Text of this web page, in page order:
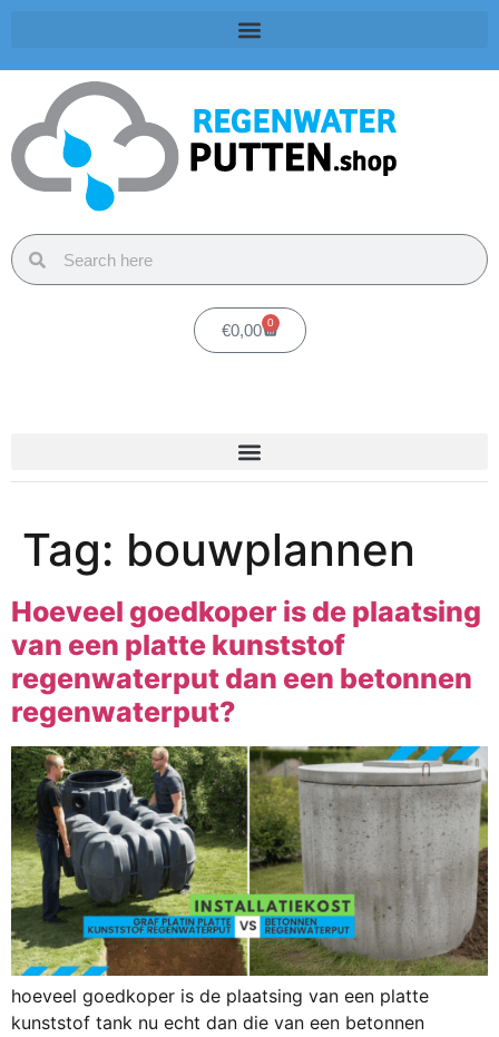
€0,00 0
Tag: bouwplannen
Hoeveel goedkoper is de plaatsing
van een platte kunststof
regenwaterput dan een betonnen
regenwaterput?
hoeveel goedkoper is de plaatsing van een platte
kunststof tank nu echt dan die van een betonnen